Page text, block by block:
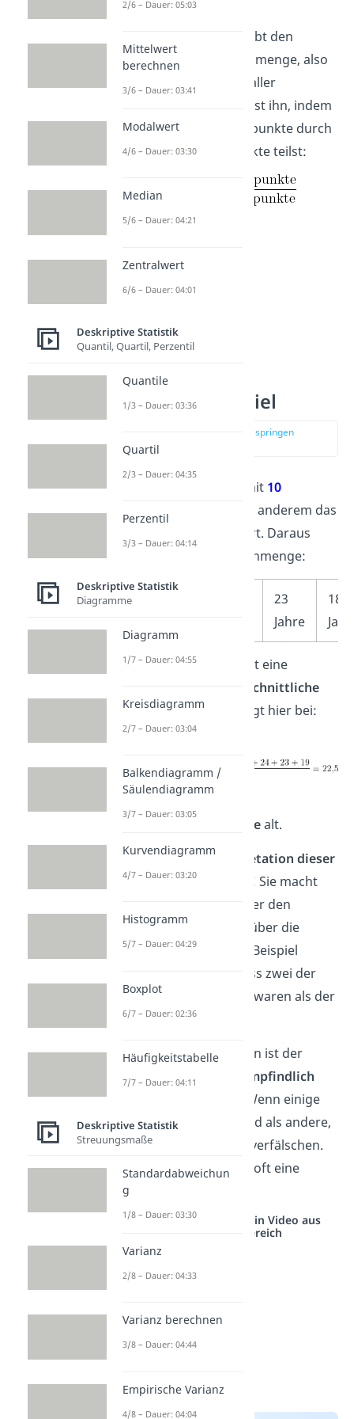
beschreibt den
Durchschnitt
einer Datenmenge, also
das arithmetische Mittel aller
Datenpunkte. Du ermittelst ihn, indem
du dieSumme
der Datenpunkte durch
Anzahlder Datenpunkte teilst:
Mittelwert Beispiel
zur Stelle im Video springen
Bei einer kleinen Studie mit 10
Teilnehmern wurde unter anderem das
notiert. Daraus
ergab sich folgende Datenmenge:
22
23
Jahre
18
Der Mittelwert macht jetzt eine
durchschnittliche
Alterder Personen. Er liegt hier bei:
Die Teilnehmer sind also
durchschnittlich
22,5 Jahrealt.
Achtung!Bei derInterpretation dieser
Zahlist Vorsicht geboten! Sie macht
lediglich eine Aussage über den
Durchschnitt, aber nicht über die
Verteilung der Daten. Im Beispiel
erfasst sie etwa nicht, dass zwei der
Teilnehmer deutlich älter waren als der
Rest.
Aufgrund seiner Definition ist der
Mittelwert zudem sehr
empfindlich
gegenüber Ausreißern
. Wenn einige
Werte deutlich größer sind als andere,
können sie das Ergebnis verfälschen.
DerMedianmacht dann oft eine
bessere Aussage.
Studyflix vernetzt: Hier ein Video aus
einem anderen Bereich
2/6 – Dauer: 05:03
Mittelwert
berechnen
3/6 – Dauer: 03:41
Modalwert
4/6 – Dauer: 03:30
Median
5/6 – Dauer: 04:21
Zentralwert
6/6 – Dauer: 04:01
Deskriptive Statistik
Quantil, Quartil, Perzentil
Quantile
1/3 – Dauer: 03:36
Quartil
2/3 – Dauer: 04:35
Perzentil
3/3 – Dauer: 04:14
Deskriptive Statistik
Diagramme
Diagramm
1/7 – Dauer: 04:55
Kreisdiagramm
2/7 – Dauer: 03:04
Balkendiagramm /
Säulendiagramm
3/7 – Dauer: 03:05
Kurvendiagramm
4/7 – Dauer: 03:20
Histogramm
5/7 – Dauer: 04:29
Boxplot
6/7 – Dauer: 02:36
Häufigkeitstabelle
7/7 – Dauer: 04:11
Deskriptive Statistik
Streuungsmaße
Standardabweichun
g
1/8 – Dauer: 03:30
Varianz
2/8 – Dauer: 04:33
Varianz berechnen
3/8 – Dauer: 04:44
Empirische Varianz
4/8 – Dauer: 04:04